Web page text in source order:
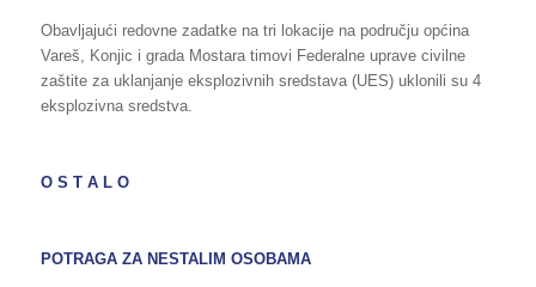
Obavljajući redovne zadatke na tri lokacije na području općina
Vareš, Konjic i grada Mostara timovi Federalne uprave civilne
zaštite za uklanjanje eksplozivnih sredstava (UES) uklonili su 4
eksplozivna sredstva.
O S T A L O
POTRAGA ZA NESTALIM OSOBAMA